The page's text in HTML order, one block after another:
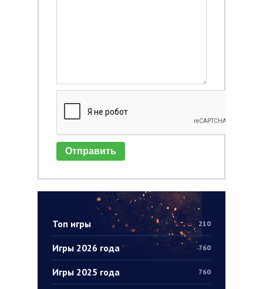
Топ игры 210
Игры 2026 года 760
Игры 2025 года 760
Отправить